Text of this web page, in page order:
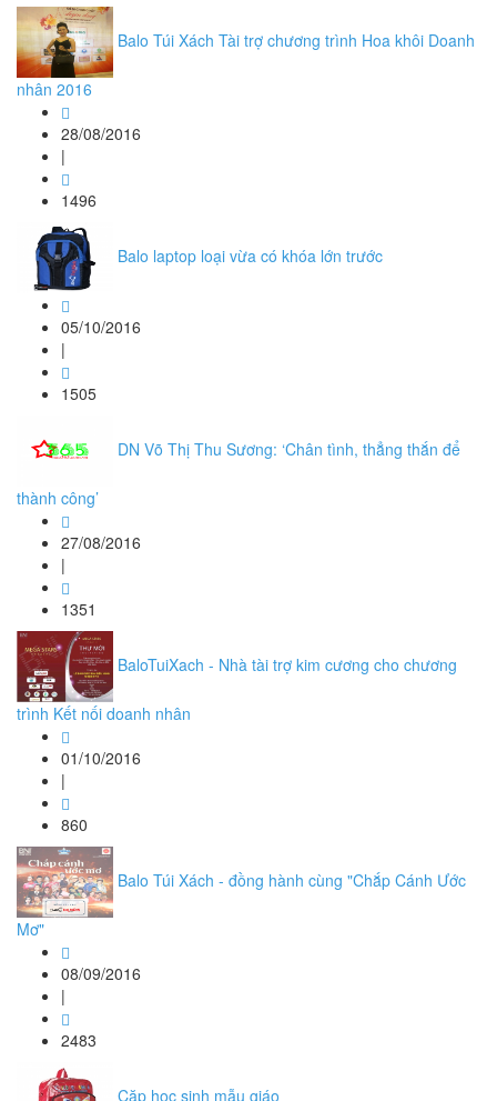
Balo Túi Xách Tài trợ chương trình Hoa khôi Doanh
nhân 2016
28/08/2016
|
1496
Balo laptop loại vừa có khóa lớn trước
05/10/2016
|
1505
DN Võ Thị Thu Sương: ‘Chân tình, thẳng thắn để
thành công’
27/08/2016
|
1351
BaloTuiXach - Nhà tài trợ kim cương cho chương
trình Kết nối doanh nhân
01/10/2016
|
860
Balo Túi Xách - đồng hành cùng "Chắp Cánh Ước
Mơ"
08/09/2016
|
2483
Cặp học sinh mẫu giáo